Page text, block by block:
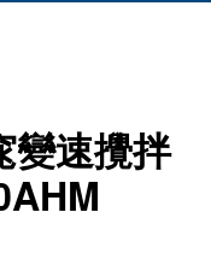
變速攪拌